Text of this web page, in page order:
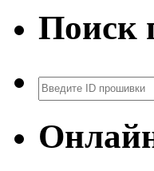
Поиск
Поиск